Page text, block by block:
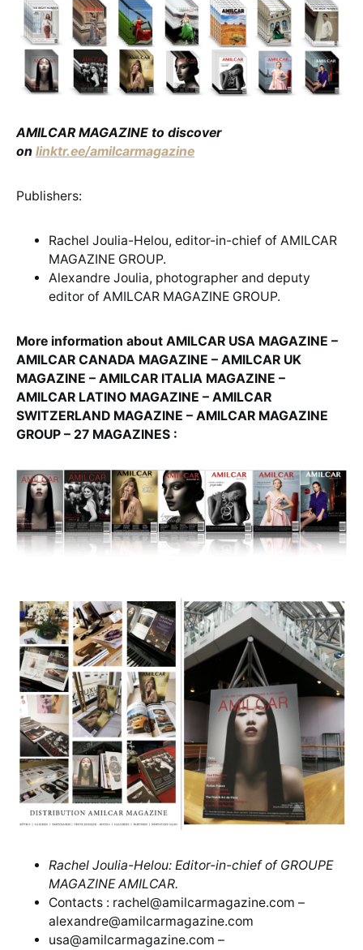
AMILCAR MAGAZINE to discover
on linktr.ee/amilcarmagazine
Publishers:
Rachel Joulia-Helou, editor-in-chief of AMILCAR
MAGAZINE GROUP.
Alexandre Joulia, photographer and deputy
editor of AMILCAR MAGAZINE GROUP.
More information about AMILCAR USA MAGAZINE –
AMILCAR CANADA MAGAZINE – AMILCAR UK
MAGAZINE – AMILCAR ITALIA MAGAZINE –
AMILCAR LATINO MAGAZINE – AMILCAR
SWITZERLAND MAGAZINE – AMILCAR MAGAZINE
GROUP – 27 MAGAZINES :
Rachel Joulia-Helou: Editor-in-chief of GROUPE
MAGAZINE AMILCAR.
Contacts : rachel@amilcarmagazine.com –
alexandre@amilcarmagazine.com
usa@amilcarmagazine.com –